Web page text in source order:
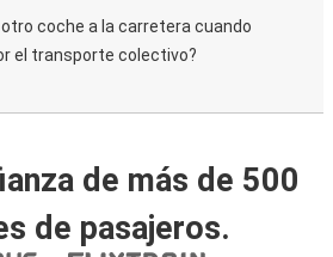
otro coche a la carretera cuando
el transporte colectivo?
de más de 500
de pasajeros.